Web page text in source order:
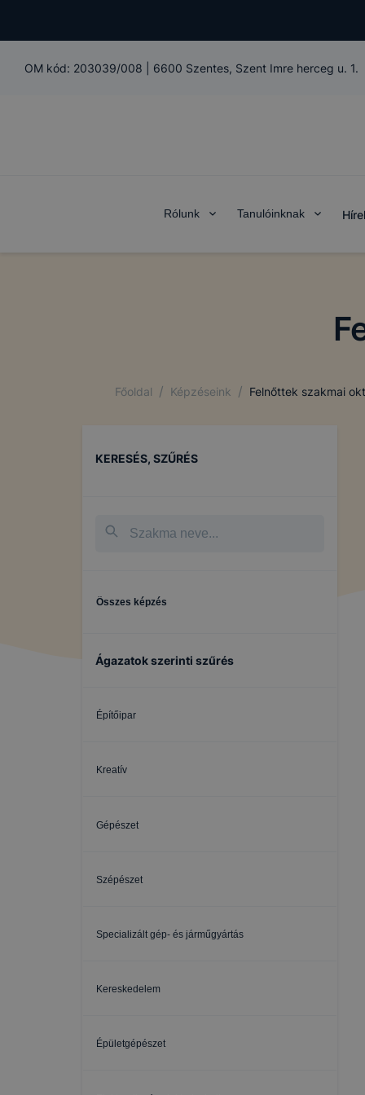
OM kód: 203039/008 6600 Szentes, Szent Imre herceg u. 1.
Rólunk Tanulóinknak
Főoldal / Képzéseink / Felnőttek szakmai
KERESÉS, SZŰRÉS
Összes képzés
Ágazatok szerinti szűrés
Építőipar
Kreatív
Gépészet
Szépészet
Specializált gép- és járműgyártás
Kereskedelem
Épületgépészet